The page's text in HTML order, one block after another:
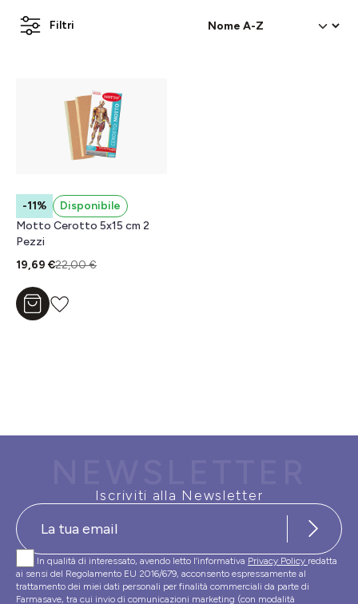
Filtri
-11%
Disponibile
Motto Cerotto 5x15 cm 2
Pezzi
19,69 €22,00 €
Aggiungi al carrello
Iscriviti alla Newsletter
In qualità di interessato, avendo letto l’informativa Privacy Policy redatta
ai sensi del Regolamento EU 2016/679, acconsento espressamente al
trattamento dei miei dati personali per finalità commerciali da parte di
Farmasave, tra cui invio di comunicazioni marketing (con modalità